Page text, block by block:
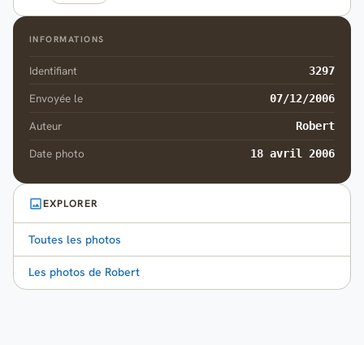
INFORMATIONS
Identifiant 3297
Envoyée le 07/12/2006
Auteur Robert
Date photo 18 avril 2006
EXPLORER
Toutes les photos
Les photos de Robert